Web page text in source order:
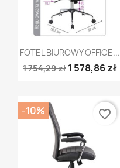
Szybki podgląd
FOTEL BIUROWY OFFICE...
1 754,29 zł 1 578,86 zł
-10% favorite_border